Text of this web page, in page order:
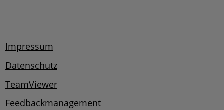
Impressum
Datenschutz
TeamViewer
Feedbackmanagement